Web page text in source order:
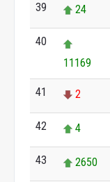
39 24
40
11169
41 2
42 4
43 2650